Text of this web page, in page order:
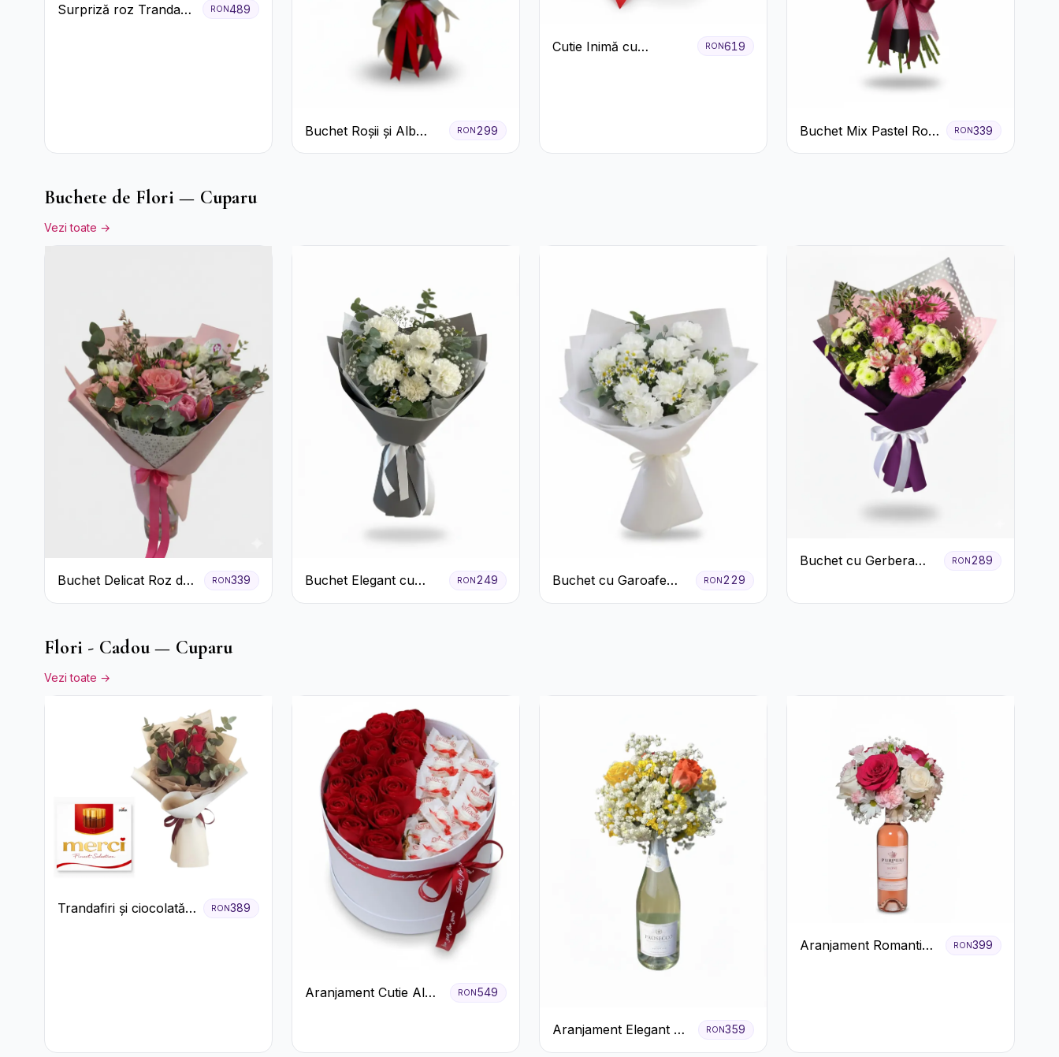
Surpriză roz Trandafiri
RON 489
Buchet Roșii și Alb
Clasic
RON 299
Cutie Inimă cu
RON619
Buchet Mix Pastel Roz
și Alb
RON339
Buchete de Flori — Cuparu
Vezi toate →
Buchet Delicat Roz de
primăvară
RON339
Buchet Elegant cu
Garoafe Albe și
RON249
Buchet cu Garoafe
Albe
RON229
Buchet cu Gerbera
RON289
Flori - Cadou — Cuparu
Vezi toate →
Trandafiri și ciocolată
RON389
Aranjament Cutie Albă
RON549
Aranjament Elegant cu
Prosecco și Flori
RON359
Aranjament Romantic
RON399